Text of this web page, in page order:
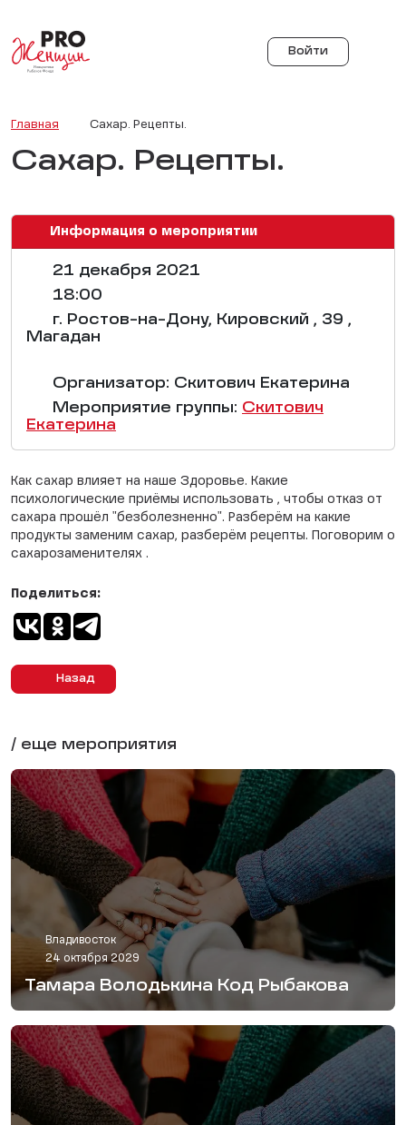
Войти
Главная Сахар. Рецепты.
Сахар. Рецепты.
Информация о мероприятии
21 декабря 2021
18:00
г. Ростов-на-Дону, Кировский , 39 ,
Магадан
Организатор: Скитович Екатерина
Мероприятие группы: Скитович
Екатерина
Как сахар влияет на наше Здоровье. Какие
психологические приёмы использовать , чтобы отказ от
сахара прошёл "безболезненно". Разберём на какие
продукты заменим сахар, разберём рецепты. Поговорим о
сахарозаменителях .
Назад
Поделиться:
/ еще мероприятия
Владивосток
24 октября 2029
Тамара Володькина Код Рыбакова